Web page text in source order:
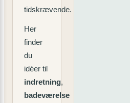
tidskrævende.
Her
finder
du
idéer til
indretning,
badeværelse